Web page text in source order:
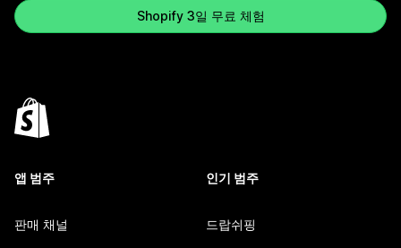
Shopify 3일 무료 체험
앱 범주
판매 채널
인기 범주
드랍쉬핑